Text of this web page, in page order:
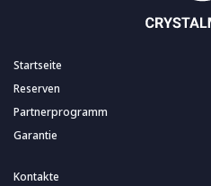
Startseite
Reserven
Partnerprogramm
Garantie
Kontakte